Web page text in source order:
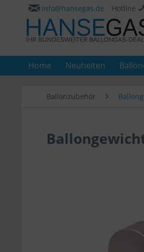
info@hansegas.de Hotline
Home Neuheiten
Ballonzubehör